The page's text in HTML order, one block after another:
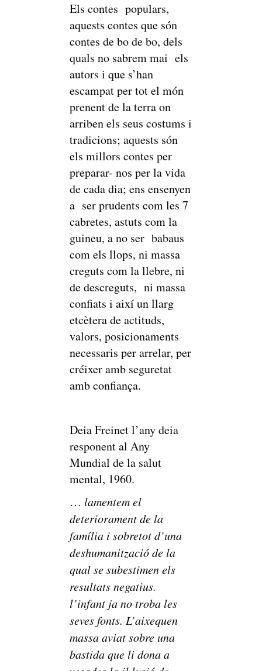
Els contes populars,
aquests contes que són
contes de bo de bo, dels
quals no sabrem mai els
autors i que s’han
escampat per tot el món
prenent de la terra on
arriben els seus costums i
tradicions; aquests són
els millors contes per
preparar- nos per la vida
de cada dia; ens ensenyen
a ser prudents com les 7
cabretes, astuts com la
guineu, a no ser babaus
com els llops, ni massa
creguts com la llebre, ni
de descreguts, ni massa
confiats i així un llarg
etcètera de actituds,
valors, posicionaments
necessaris per arrelar, per
créixer amb seguretat
amb confiança.
Deia Freinet l’any deia
responent al Any
Mundial de la salut
mental, 1960.
… lamentem el
deteriorament de la
família i sobretot d’una
deshumanització de la
qual se subestimen els
resultats negatius.
l’infant ja no troba les
seves fonts. L’aixequen
massa aviat sobre una
bastida que li dona a